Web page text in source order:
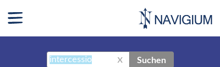
X Suchen